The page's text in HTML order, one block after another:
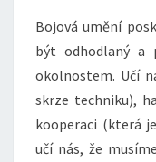
Bojová umění
být odhodlaný a
okolnostem. Učí
skrze techniku),
kooperaci (která
učí nás, že